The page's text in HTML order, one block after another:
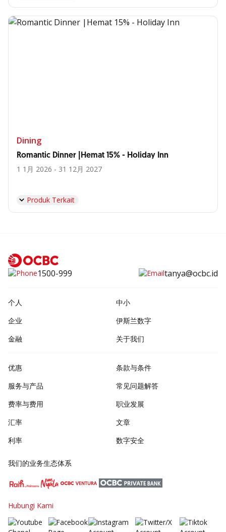
Dining
Romantic Dinner |Hemat 15% - Holiday Inn
1 1月 2026 - 31 12月 2027
Produk Terkait
1500-999 tanya@ocbc.id
个人
中小
企业
伊斯兰数字
金融
关于我们
优惠
服务与产品
费率与费用
汇率
利率
条款与条件
常见问题解答
职业发展
文章
数字安全
我们的业务生态体系
Hubungi Kami